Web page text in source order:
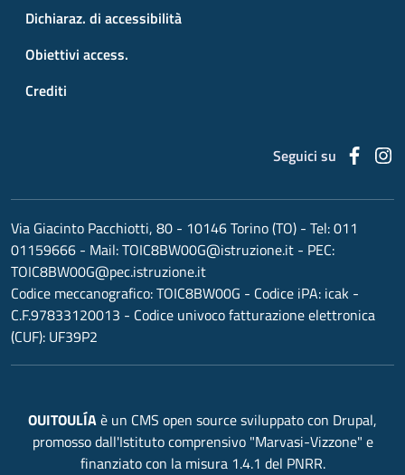
Dichiaraz. di accessibilità
Obiettivi access.
Crediti
Seguici su
Via Giacinto Pacchiotti, 80 - 10146 Torino (TO) - Tel:011
01159666 - Mail:TOIC8BW00G@istruzione.it - PEC:
TOIC8BW00G@pec.istruzione.it
Codice meccanografico:TOIC8BW00G - Codice iPA: icak -
C.F.97833120013 - Codice univoco fatturazione elettronica
(CUF): UF39P2
OUITOULÍAè un CMS open source sviluppato con Drupal,
promosso dall'Istituto comprensivo "Marvasi-Vizzone" e
finanziato con la misura 1.4.1 del PNRR.